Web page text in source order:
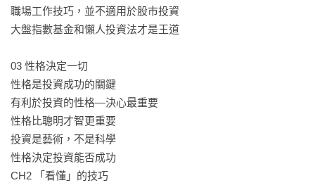
職場工作技巧，並不適用於股市投資
大盤指數基金和懶人投資法才是王道
03 性格決定一切
性格是投資成功的關鍵
有利於投資的性格—決心最重要
性格比聰明才智更重要
投資是藝術，不是科學
性格決定投資能否成功
CH2 「看懂」的技巧